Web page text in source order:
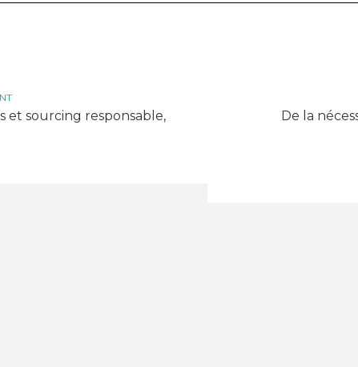
et sourcing responsable,
De la